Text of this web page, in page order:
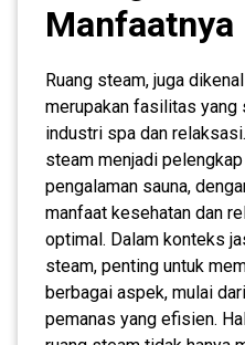
Manfaatnya
Ruang steam, juga
merupakan fasilitas yang
industri spa dan
steam menjadi
pengalaman sauna,
manfaat kesehatan dan
optimal. Dalam konteks
steam, penting untuk
berbagai aspek, mulai
pemanas yang efisien.